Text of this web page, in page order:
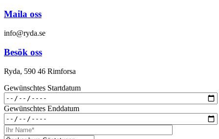
Maila oss
info@ryda.se
Besök oss
Ryda, 590 46 Rimforsa
Gewünschtes Startdatum
Gewünschtes Enddatum